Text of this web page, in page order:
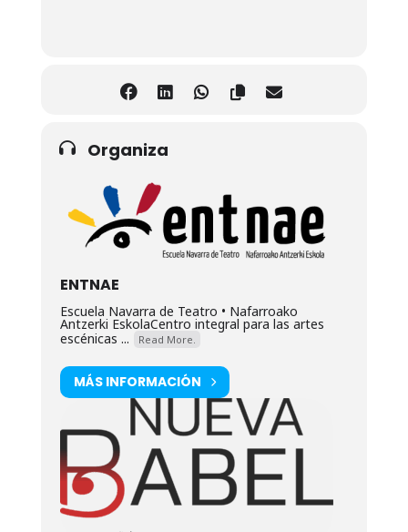
Organiza
ENTNAE
Escuela Navarra de Teatro • Nafarroako
Antzerki EskolaCentro integral para las artes
escénicas ...
Read More.
MÁS INFORMACIÓN